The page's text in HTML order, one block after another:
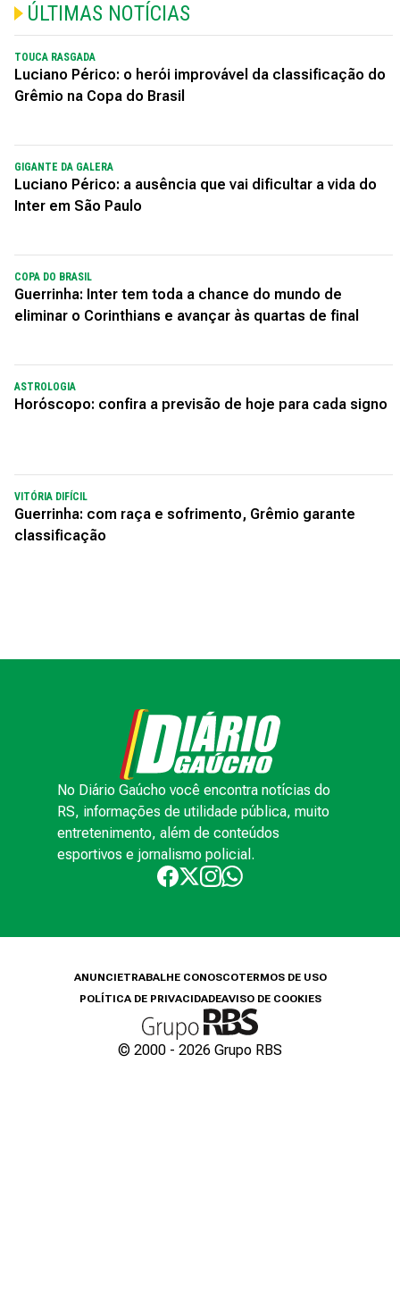
ÚLTIMAS NOTÍCIAS
TOUCA RASGADA
Luciano Périco: o herói improvável da classificação do
Grêmio na Copa do Brasil
GIGANTE DA GALERA
Luciano Périco: a ausência que vai dificultar a vida do
Inter em São Paulo
COPA DO BRASIL
Guerrinha: Inter tem toda a chance do mundo de
eliminar o Corinthians e avançar às quartas de final
ASTROLOGIA
Horóscopo: confira a previsão de hoje para cada signo
VITÓRIA DIFÍCIL
Guerrinha: com raça e sofrimento, Grêmio garante
classificação
No Diário Gaúcho você encontra notícias do
RS, informações de utilidade pública, muito
entretenimento, além de conteúdos
esportivos e jornalismo policial.
ANUNCIETRABALHE CONOSCOTERMOS DE USO
POLÍTICA DE PRIVACIDADEAVISO DE COOKIES
© 2000 - 2026 Grupo RBS